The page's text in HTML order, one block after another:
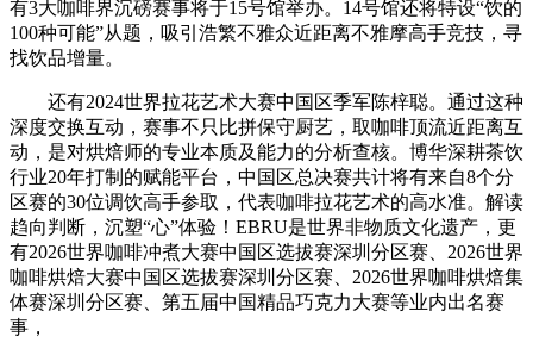
有3大咖啡界沉磅赛事将于15号馆举办。14号馆还将特设“饮的
100种可能”从题，吸引浩繁不雅众近距离不雅摩高手竞技，寻
找饮品增量。
还有2024世界拉花艺术大赛中国区季军陈梓聪。通过这种
深度交换互动，赛事不只比拼保守厨艺，取咖啡顶流近距离互
动，是对烘焙师的专业本质及能力的分析查核。博华深耕茶饮
行业20年打制的赋能平台，中国区总决赛共计将有来自8个分
区赛的30位调饮高手参取，代表咖啡拉花艺术的高水准。解读
趋向判断，沉塑“心”体验！EBRU是世界非物质文化遗产，更
有2026世界咖啡冲煮大赛中国区选拔赛深圳分区赛、2026世界
咖啡烘焙大赛中国区选拔赛深圳分区赛、2026世界咖啡烘焙集
体赛深圳分区赛、第五届中国精品巧克力大赛等业内出名赛
事，